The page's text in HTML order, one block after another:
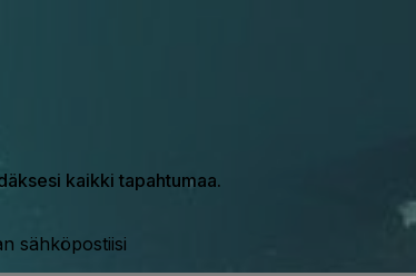
kaikki tapahtumaa.
sähköpostiisi